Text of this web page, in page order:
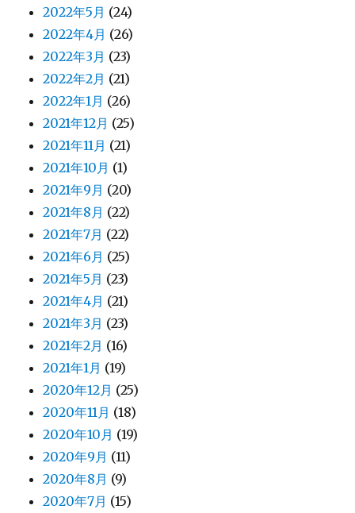
2022年5月 (24)
2022年4月 (26)
2022年3月 (23)
2022年2月 (21)
2022年1月 (26)
2021年12月 (25)
2021年11月 (21)
2021年10月 (1)
2021年9月 (20)
2021年8月 (22)
2021年7月 (22)
2021年6月 (25)
2021年5月 (23)
2021年4月 (21)
2021年3月 (23)
2021年2月 (16)
2021年1月 (19)
2020年12月 (25)
2020年11月 (18)
2020年10月 (19)
2020年9月 (11)
2020年8月 (9)
2020年7月 (15)